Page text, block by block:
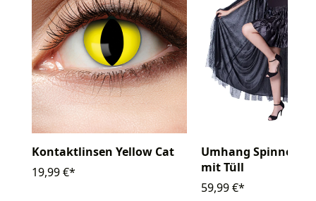
Kontaktlinsen Yellow Cat
19,99 €*
Umhang
mit Tüll
59,99 €*